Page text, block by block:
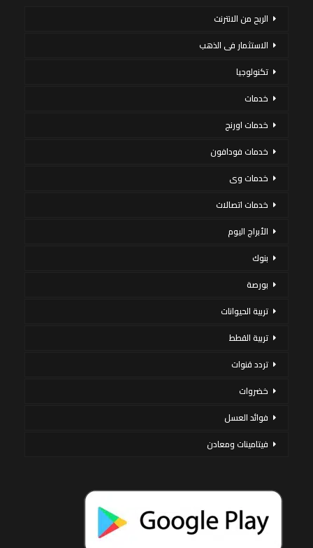
الربح من الانترنت
الاستثمار فى الذهب
تكنولوجيا
خدمات
خدمات اورنج
خدمات فودافون
خدمات وى
خدمات اتصالات
الأبراج اليوم
بنوك
بورصة
تربية الحيوانات
تربية القطط
تردد قنوات
خضروات
فوائد العسل
فيتامينات ومعادن